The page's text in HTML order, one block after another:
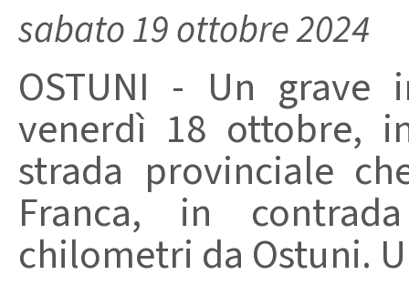
sabato 19 ottobre 2024
OSTUNI - Un grave
venerdì 18 ottobre,
strada provinciale
Franca, in
chilometri da Ostuni.